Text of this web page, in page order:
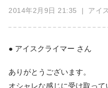
2014年2月9日 21:35 | アイ
● アイスクライマー さん
ありがとうございます。
オシャレな感じに受け取って